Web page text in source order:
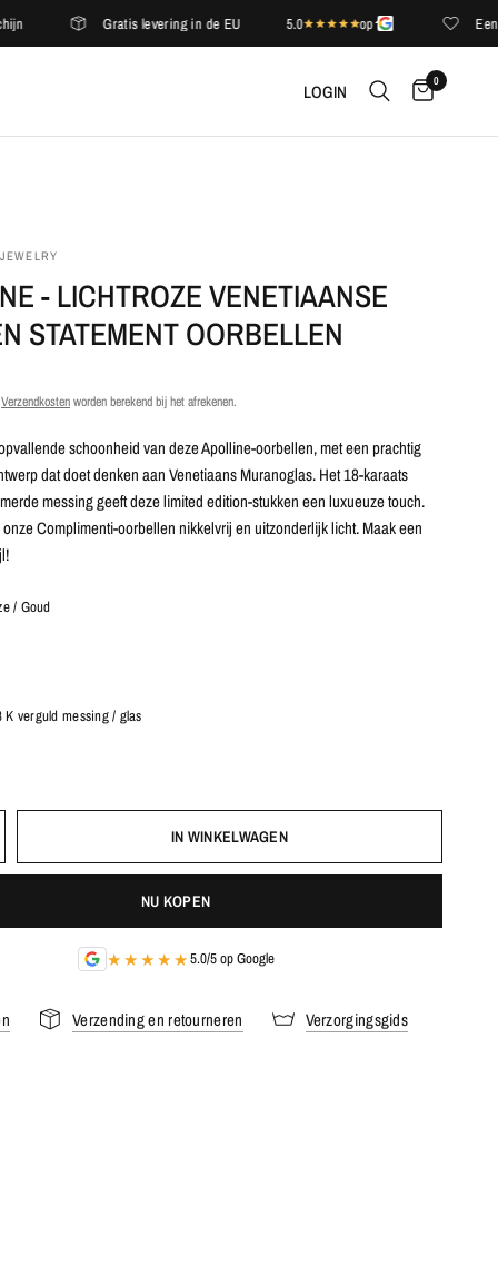
Gratis levering in de EU op Een
LOGIN 0
- LICHTROZE VENETIAANSE
STATEMENT OORBELLEN
Verzendkostenworden berekend bij het afrekenen.
schoonheid van deze Apolline-oorbellen, met een prachtig
dat doet denken aan Venetiaans Muranoglas. Het 18-karaats
messing geeft deze limited edition-stukken een luxueuze touch.
Complimenti-oorbellen nikkelvrij en uitzonderlijk licht. Maak een
/ Goud
K verguld messing / glas
IN WINKELWAGEN
NU KOPEN
★★★★★5.0/5 op Google
Verzending en retourneren Verzorgingsgids